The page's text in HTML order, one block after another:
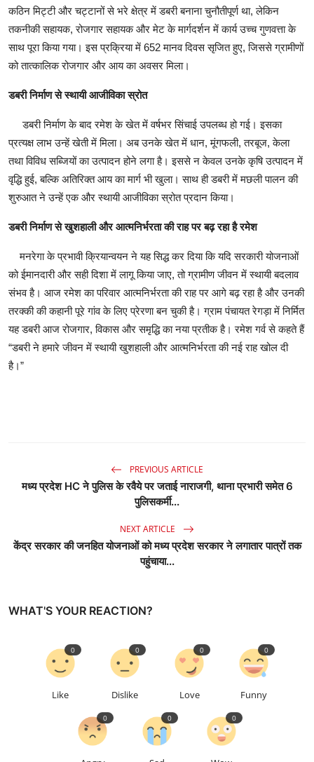
कठिन मिट्टी और चट्टानों से भरे क्षेत्र में डबरी बनाना चुनौतीपूर्ण था, लेकिन
तकनीकी सहायक, रोजगार सहायक और मेट के मार्गदर्शन में कार्य उच्च गुणवत्ता के
साथ पूरा किया गया। इस प्रक्रिया में 652 मानव दिवस सृजित हुए, जिससे ग्रामीणों
को तात्कालिक रोजगार और आय का अवसर मिला।
डबरी निर्माण से स्थायी आजीविका स्रोत
डबरी निर्माण के बाद रमेश के खेत में वर्षभर सिंचाई उपलब्ध हो गई। इसका
प्रत्यक्ष लाभ उन्हें खेती में मिला। अब उनके खेत में धान, मूंगफली, तरबूज, केला
तथा विविध सब्जियों का उत्पादन होने लगा है। इससे न केवल उनके कृषि उत्पादन में
वृद्धि हुई, बल्कि अतिरिक्त आय का मार्ग भी खुला। साथ ही डबरी में मछली पालन की
शुरुआत ने उन्हें एक और स्थायी आजीविका स्रोत प्रदान किया।
डबरी निर्माण से खुशहाली और आत्मनिर्भरता की राह पर बढ़ रहा है रमेश
मनरेगा के प्रभावी क्रियान्वयन ने यह सिद्ध कर दिया कि यदि सरकारी योजनाओं
को ईमानदारी और सही दिशा में लागू किया जाए, तो ग्रामीण जीवन में स्थायी बदलाव
संभव है। आज रमेश का परिवार आत्मनिर्भरता की राह पर आगे बढ़ रहा है और उनकी
तरक्की की कहानी पूरे गांव के लिए प्रेरणा बन चुकी है। ग्राम पंचायत रेगड़ा में निर्मित
यह डबरी आज रोजगार, विकास और समृद्धि का नया प्रतीक है। रमेश गर्व से कहते हैं
“डबरी ने हमारे जीवन में स्थायी खुशहाली और आत्मनिर्भरता की नई राह खोल दी
है।”
PREVIOUS ARTICLE
मध्य प्रदेश HC ने पुलिस के रवैये पर जताई नाराजगी, थाना प्रभारी समेत 6
पुलिसकर्मी...
NEXT ARTICLE
केंद्र सरकार की जनहित योजनाओं को मध्य प्रदेश सरकार ने लगातार पात्रों तक
पहुंचाया...
WHAT'S YOUR REACTION?
Like
0
Dislike
0
Love
0
Funny
0
0 0 0